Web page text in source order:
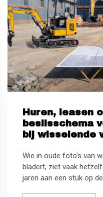
Huren, leasen
beslisschema
bij wisselende
Wie in oude foto’s van
bladert, ziet vaak
jaren aan een stuk op